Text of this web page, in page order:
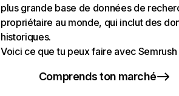
plus grande base de données de
propriétaire au monde, qui inclut des
historiques.
Voici ce que tu peux faire avec Semrush
Comprends ton marché